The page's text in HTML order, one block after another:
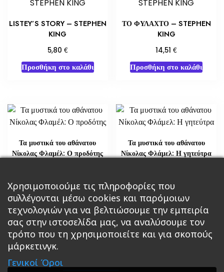
LISTEY’S STORY – STEPHEN
KING
5,80 €
Προσθήκη στο καλάθι
ΤΟ ΦΥΛΑΧΤΟ – STEPHEN
KING
14,51€
Προσθήκη στο καλάθι
Τα μυστικά του αθάνατου
Νίκολας Φλαμέλ: Ο προδότης
Διαβάστε περισσότερα
Τα μυστικά του αθάνατου
Νίκολας Φλάμελ: Η γητεύτρα
Διαβάστε περισσότερα
Κεντρική Βιβλία
Roleplaying Games Ψυχαγωγία Εκδόσεις Βάρδος
Χρησιμοποιούμε τις πληροφορίες που
συλλέγονται μέσω cookies και παρόμοιων
τεχνολογιών για να βελτιώσουμε την εμπειρία
σας στην ιστοσελίδα μας, να αναλύσουμε τον
τρόπο που τη χρησιμοποιείτε και για σκοπούς
μάρκετινγκ.
Γενικοί Όροι